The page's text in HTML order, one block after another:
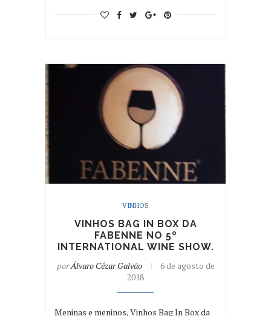
VINHOS
VINHOS BAG IN BOX DA
FABENNE NO 5º
INTERNATIONAL WINE SHOW.
porÁlvaro Cézar Galvão
6 de agosto de
2018
Meninas e meninos, Vinhos Bag In Box da